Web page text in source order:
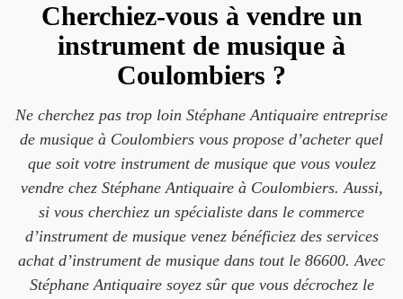
Cherchiez-vous à vendre un
instrument de musique à
Coulombiers ?
Ne cherchez pas trop loin Stéphane Antiquaire entreprise
de musique à Coulombiers vous propose d’acheter quel
que soit votre instrument de musique que vous voulez
vendre chez Stéphane Antiquaire à Coulombiers. Aussi,
si vous cherchiez un spécialiste dans le commerce
d’instrument de musique venez bénéficiez des services
achat d’instrument de musique dans tout le 86600. Avec
Stéphane Antiquaire soyez sûr que vous décrochez le